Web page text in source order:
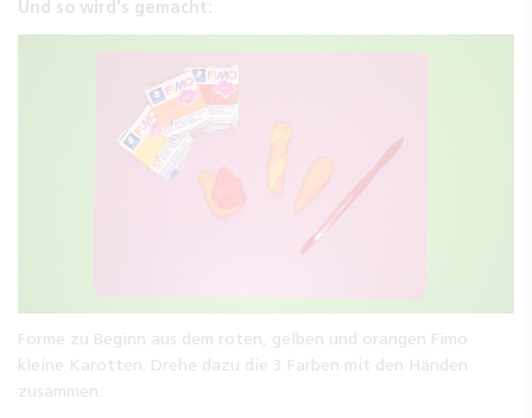
Und so wird's gemacht:
Forme zu Beginn aus dem roten, gelben und orangen Fimo
kleine Karotten. Drehe dazu die 3 Farben mit den Händen
zusammen.